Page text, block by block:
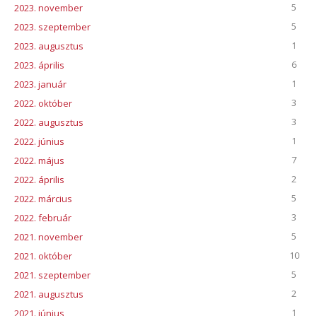
2023. november
5
2023. szeptember
5
2023. augusztus
1
2023. április
6
2023. január
1
2022. október
3
2022. augusztus
3
2022. június
1
2022. május
7
2022. április
2
2022. március
5
2022. február
3
2021. november
5
2021. október
10
2021. szeptember
5
2021. augusztus
2
2021. június
1